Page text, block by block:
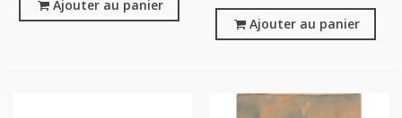
Ajouter au panier
Ajouter au panier